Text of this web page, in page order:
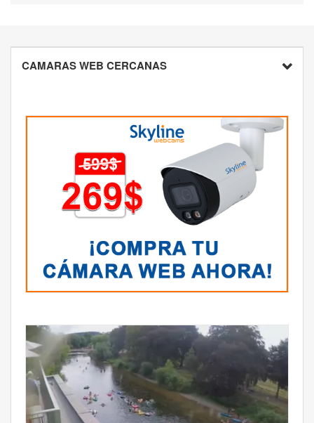
CAMARAS WEB CERCANAS